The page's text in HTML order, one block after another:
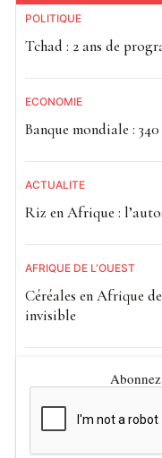
POLITIQUE
Tchad : 2 ans de
ECONOMIE
Banque mondiale :
ACTUALITE
Riz en Afrique :
AFRIQUE DE L'OUEST
Céréales en Afrique
invisible